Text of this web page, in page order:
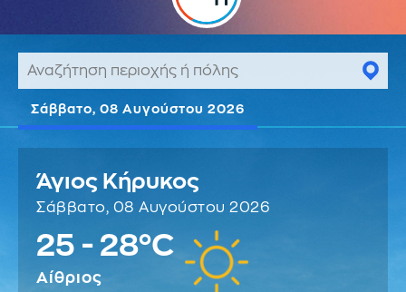
Σάββατο, 08 Αυγούστου 2026
Άγιος Κήρυκος
Σάββατο, 08 Αυγούστου 2026
25 - 28°C
Αίθριος